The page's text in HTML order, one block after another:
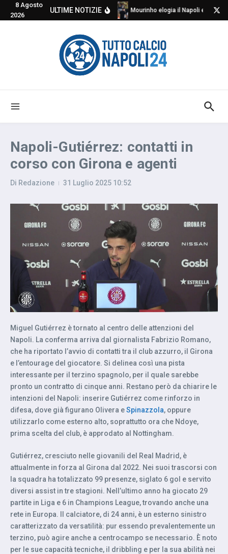
Salta al contenuto
8 Agosto
2026
ULTIME NOTIZIE Mourinho elogia il Napoli e critica
Napoli-Gutiérrez: contatti in
corso con Girona e agenti
Di Redazione 31 Luglio 2025 10:52
Miguel Gutiérrez è tornato al centro delle attenzioni del
Napoli. La conferma arriva dal giornalista Fabrizio Romano,
che ha riportato l’avvio di contatti tra il club azzurro, il Girona
e l’entourage del giocatore. Si delinea così una pista
interessante per il terzino spagnolo, per il quale sarebbe
pronto un contratto di cinque anni. Restano però da chiarire le
intenzioni del Napoli: inserire Gutiérrez come rinforzo in
difesa, dove già figurano Olivera eSpinazzola, oppure
utilizzarlo come esterno alto, soprattutto ora che Ndoye,
prima scelta del club, è approdato al Nottingham.
Gutiérrez, cresciuto nelle giovanili del Real Madrid, è
attualmente in forza al Girona dal 2022. Nei suoi trascorsi con
la squadra ha totalizzato 99 presenze, siglato 6 gol e servito
diversi assist in tre stagioni. Nell’ultimo anno ha giocato 29
partite in Liga e 6 in Champions League, trovando anche una
rete in Europa. Il calciatore, di 24 anni, è un esterno sinistro
caratterizzato da versatilità: pur essendo prevalentemente un
terzino, può agire anche a centrocampo se necessario. È noto
per le sue capacità tecniche, il dribbling e per la sua abilità nei